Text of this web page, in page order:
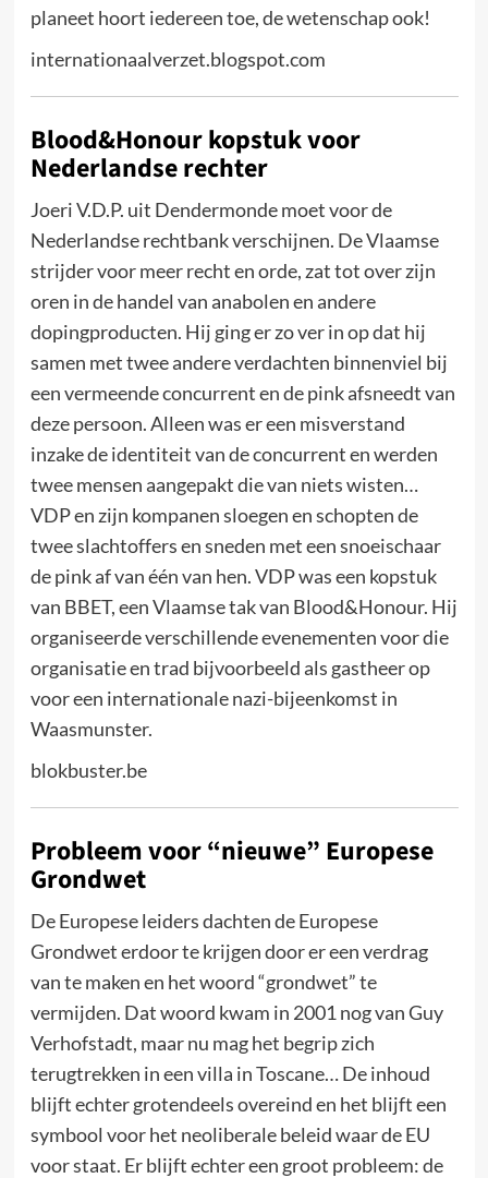
planeet hoort iedereen toe, de wetenschap ook!
internationaalverzet.blogspot.com
Blood&Honour kopstuk voor
Nederlandse rechter
Joeri V.D.P. uit Dendermonde moet voor de
Nederlandse rechtbank verschijnen. De Vlaamse
strijder voor meer recht en orde, zat tot over zijn
oren in de handel van anabolen en andere
dopingproducten. Hij ging er zo ver in op dat hij
samen met twee andere verdachten binnenviel bij
een vermeende concurrent en de pink afsneedt van
deze persoon. Alleen was er een misverstand
inzake de identiteit van de concurrent en werden
twee mensen aangepakt die van niets wisten…
VDP en zijn kompanen sloegen en schopten de
twee slachtoffers en sneden met een snoeischaar
de pink af van één van hen. VDP was een kopstuk
van BBET, een Vlaamse tak van Blood&Honour. Hij
organiseerde verschillende evenementen voor die
organisatie en trad bijvoorbeeld als gastheer op
voor een internationale nazi-bijeenkomst in
Waasmunster.
blokbuster.be
Probleem voor “nieuwe” Europese
Grondwet
De Europese leiders dachten de Europese
Grondwet erdoor te krijgen door er een verdrag
van te maken en het woord “grondwet” te
vermijden. Dat woord kwam in 2001 nog van Guy
Verhofstadt, maar nu mag het begrip zich
terugtrekken in een villa in Toscane… De inhoud
blijft echter grotendeels overeind en het blijft een
symbool voor het neoliberale beleid waar de EU
voor staat. Er blijft echter een groot probleem: de